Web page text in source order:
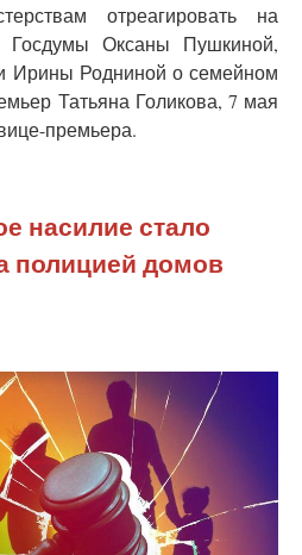
отреагировать на
Госдумы Оксаны Пушкиной,
Ирины Родниной о семейном
Татьяна Голикова, 7 мая
премьера.
насилие стало
полицией домов